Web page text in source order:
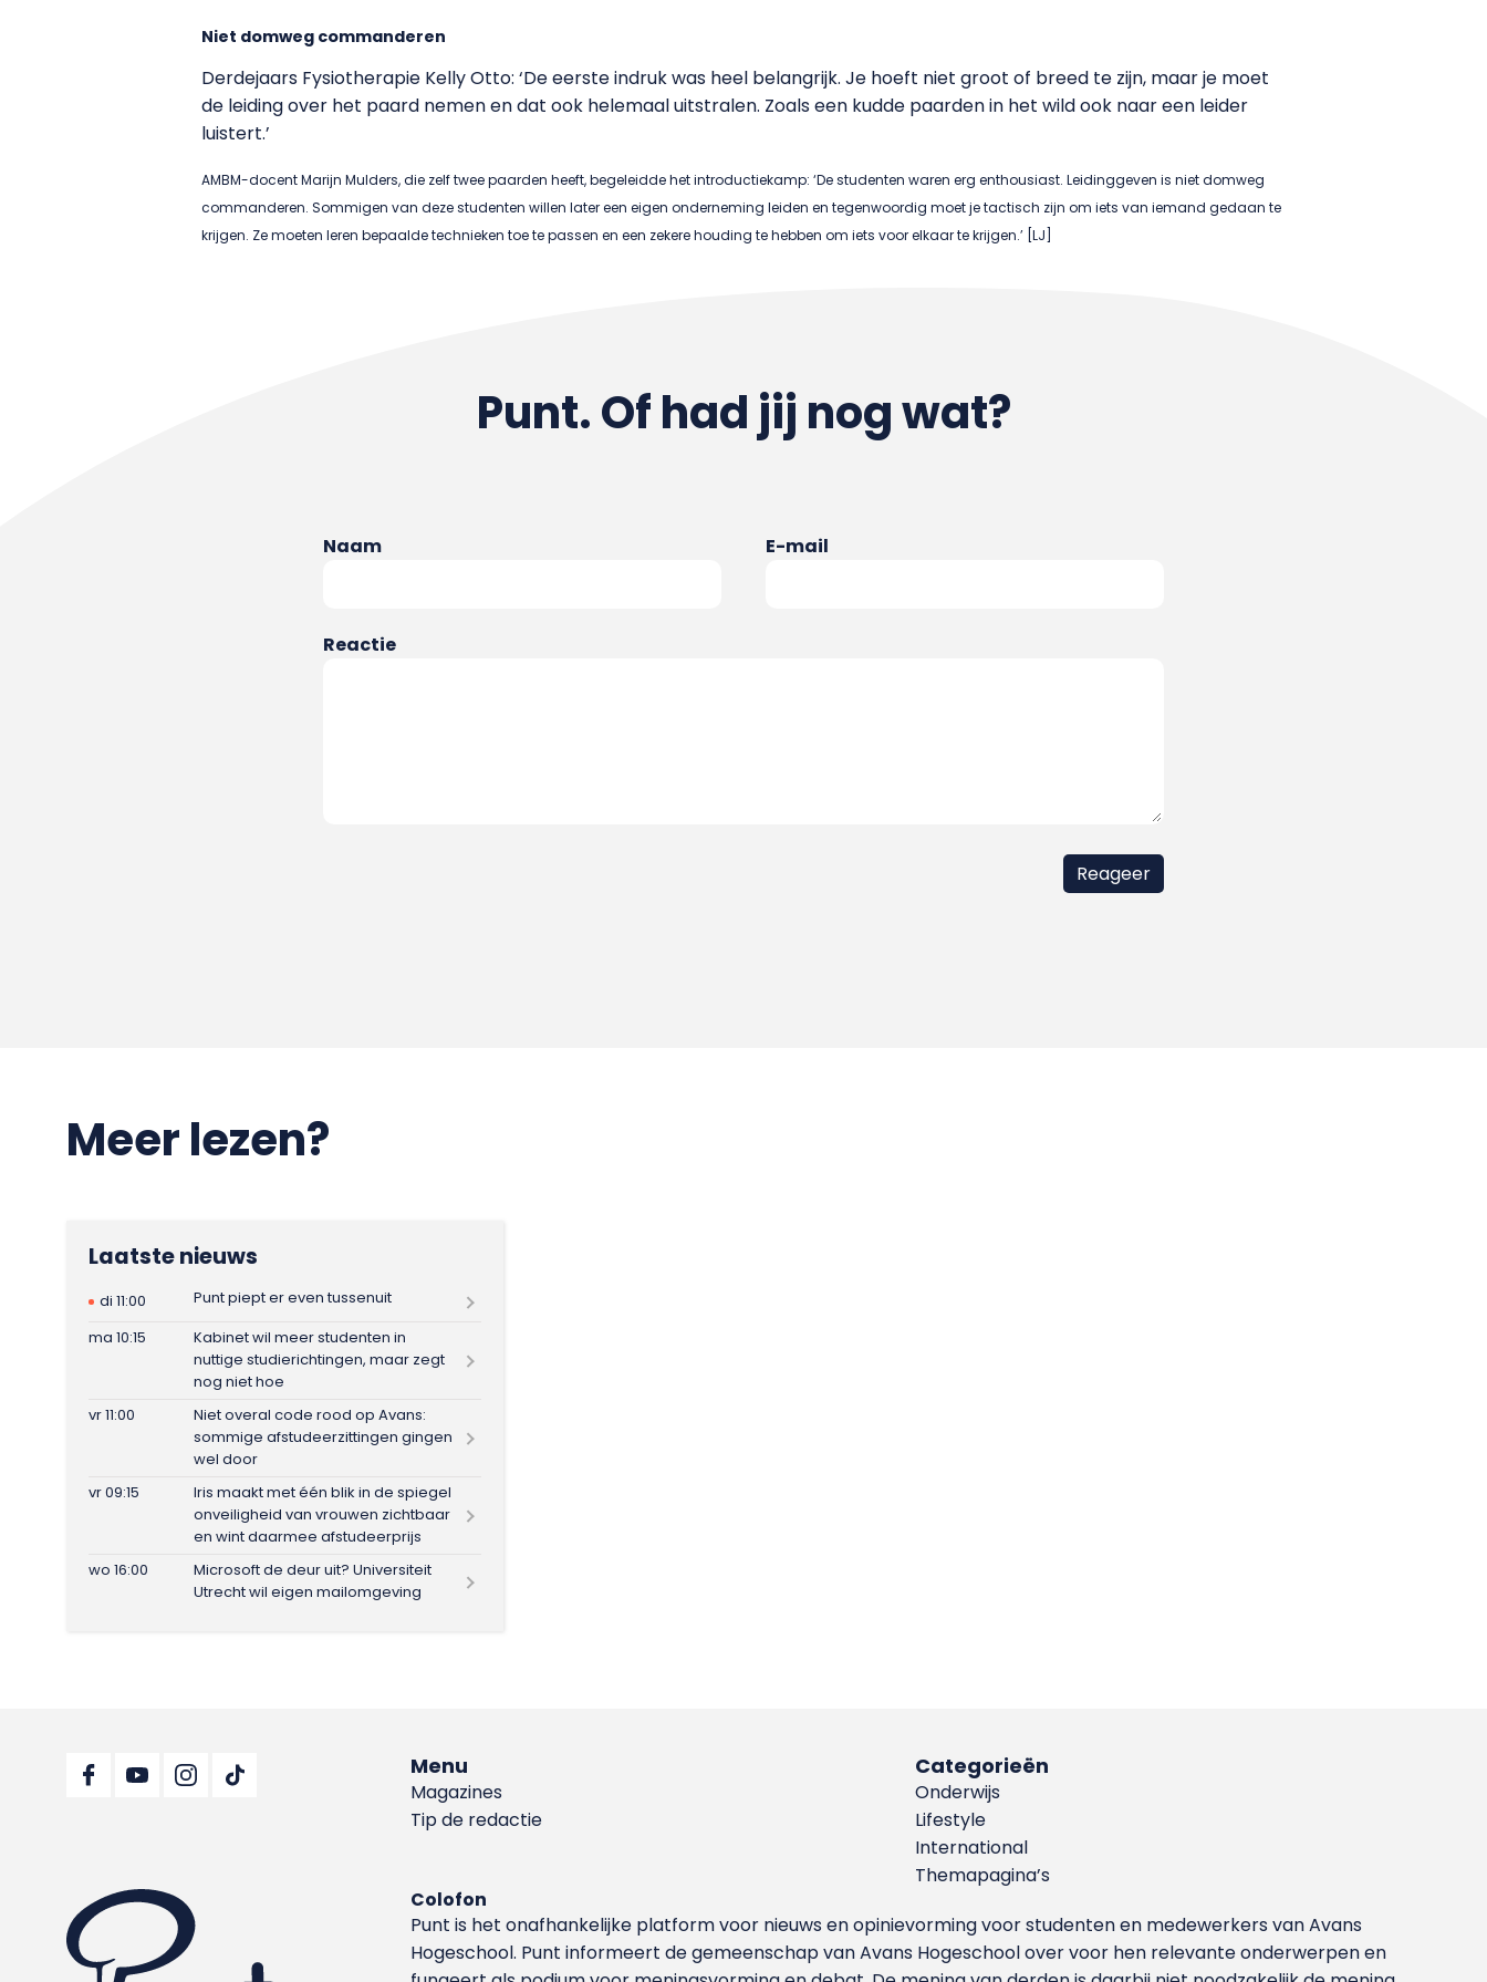
Niet domweg commanderen
Derdejaars Fysiotherapie Kelly Otto: ‘De eerste indruk was heel belangrijk. Je hoeft niet groot of breed te zijn, maar je moet
de leiding over het paard nemen en dat ook helemaal uitstralen. Zoals een kudde paarden in het wild ook naar een leider
luistert.’
AMBM-docent Marijn Mulders, die zelf twee paarden heeft, begeleidde het introductiekamp: ‘De studenten waren erg enthousiast. Leidinggeven is niet domweg
commanderen. Sommigen van deze studenten willen later een eigen onderneming leiden en tegenwoordig moet je tactisch zijn om iets van iemand gedaan te
krijgen. Ze moeten leren bepaalde technieken toe te passen en een zekere houding te hebben om iets voor elkaar te krijgen.’ [LJ]
Punt. Of had jij nog wat?
Naam E-mail
Reactie
Meer lezen?
Laatste nieuws
di 11:00
Punt piept er even tussenuit
ma 10:15
Kabinet wil meer studenten in
nuttige studierichtingen, maar zegt
nog niet hoe
vr 11:00
Niet overal code rood op Avans:
sommige afstudeerzittingen gingen
wel door
vr 09:15
Iris maakt met één blik in de spiegel
onveiligheid van vrouwen zichtbaar
en wint daarmee afstudeerprijs
wo 16:00
Microsoft de deur uit? Universiteit
Utrecht wil eigen mailomgeving
Menu
Magazines
Tip de redactie
Categorieën
Onderwijs
Lifestyle
International
Themapagina’s
Colofon
Punt is het onafhankelijke platform voor nieuws en opinievorming voor studenten en medewerkers van Avans
Hoge­school. Punt informeert de gemeenschap van Avans Hogeschool over voor hen relevante onderwerpen en